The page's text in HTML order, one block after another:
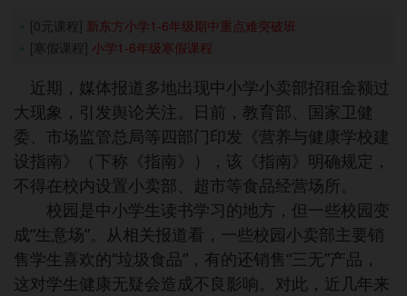
[0元课程] 新东方小学1-6年级期中重点难突破班
[寒假课程] 小学1-6年级寒假课程
近期，媒体报道多地出现中小学小卖部招租金额过
大现象，引发舆论关注。日前，教育部、国家卫健
委、市场监管总局等四部门印发《营养与健康学校建
设指南》（下称《指南》），该《指南》明确规定，
不得在校内设置小卖部、超市等食品经营场所。
校园是中小学生读书学习的地方，但一些校园变
成“生意场”。从相关报道看，一些校园小卖部主要销
售学生喜欢的“垃圾食品”，有的还销售“三无”产品，
这对学生健康无疑会造成不良影响。对此，近几年来